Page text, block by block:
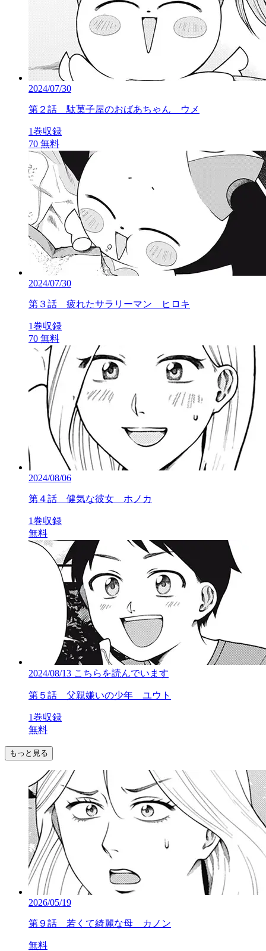
2024/07/30
第２話 駄菓子屋のおばあちゃん ウメ
1巻収録
70 無料
2024/07/30
第３話 疲れたサラリーマン ヒロキ
1巻収録
70 無料
2024/08/06
第４話 健気な彼女 ホノカ
1巻収録
無料
2024/08/13 こちらを読んでいます
第５話 父親嫌いの少年 ユウト
1巻収録
無料
もっと見る
2026/05/19
第９話 若くて綺麗な母 カノン
無料